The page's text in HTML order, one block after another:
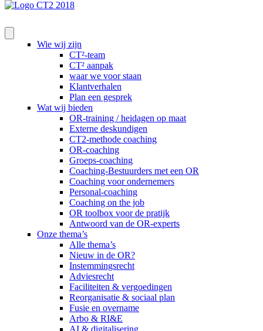
Wie wij zijn
CT²-team
CT² aanpak
waar we voor staan
Klantverhalen
Plan een gesprek
Wat wij bieden
OR-training / heidagen op maat
Externe deskundigen
CT2-methode coaching
OR-coaching
Groeps-coaching
Coaching-Bestuurders met een OR
Coaching voor ondernemers
Personal-coaching
Coaching on the job
OR toolbox voor de pratijk
Antwoord van de OR-experts
Onze thema’s
Alle thema’s
Nieuw in de OR?
Instemmingsrecht
Adviesrecht
Faciliteiten & vergoedingen
Reorganisatie & sociaal plan
Fusie en overname
Arbo & RI&E
AI & digitalisering